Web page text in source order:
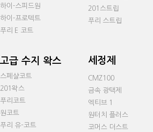
하이-스피드원
하이-프로텍트
푸리 E 코트
고급 수지 왁스
스페샬코트
201왁스
푸리코트
원코트
푸리 유-코트
201스트립
푸리 스트립
세정제
CMZ100
금속 광택제
엑티브 1
원터치 플러스
코머스 더스트